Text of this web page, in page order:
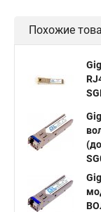
sfp 10 модуль
sfp 1000
Похожие